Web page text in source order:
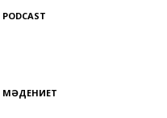
PODCAST
МӘДЕНИЕТ